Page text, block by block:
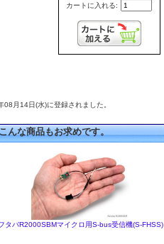
カートに入れる:
08月14日(水)に登録されました。
んな商品もお求めです。
タバR2000SBMマイクロ用S-bus受信機(S-FHSS)